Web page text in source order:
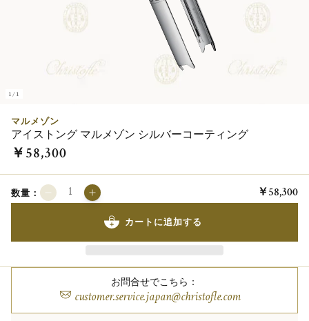
1/1
マルメゾン
アイストング マルメゾン シルバーコーティング
￥58,300
数量： ￥58,300
カートに追加する
お問合せでこちら：
customer.service.japan@christofle.com